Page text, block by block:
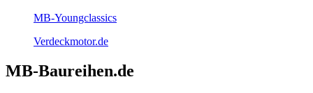
MB-Youngclassics
Verdeckmotor.de
MB-Baureihen.de